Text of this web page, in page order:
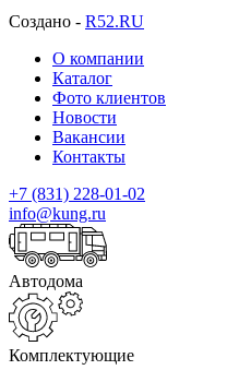
Создано - R52.RU
О компании
Каталог
Фото клиентов
Новости
Вакансии
Контакты
+7 (831) 228-01-02
info@kung.ru
Автодома
Комплектующие